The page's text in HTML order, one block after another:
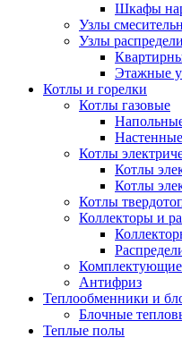
Шкафы
Узлы
Узлы
Этажные
Котлы и горелки
Котлы газовые
Котлы
Котлы
Котлы
Котлы
Коллекторы и
Комплектующие
Антифриз
Теплообменники и
Блочные
Теплые полы